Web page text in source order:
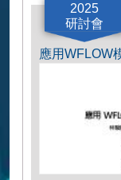
林駿恩、葉
2025
研討會
應用WFLOW